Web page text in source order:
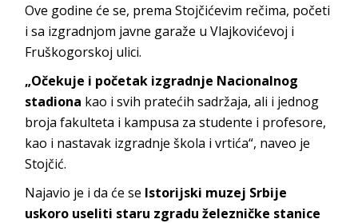
Ove godine će se, prema Stojčićevim rečima, početi
i sa izgradnjom javne garaže u Vlajkovićevoj i
Fruškogorskoj ulici.
„Očekuje i početak izgradnje Nacionalnog
stadiona kao i svih pratećih sadržaja, ali i jednog
broja fakulteta i kampusa za studente i profesore,
kao i nastavak izgradnje škola i vrtića“, naveo je
Stojčić.
Najavio je i da će se Istorijski muzej Srbije
uskoro useliti staru zgradu železničke stanice